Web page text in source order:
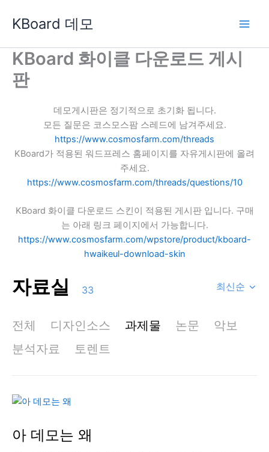
로
KBoard 데모
KBoard 화이클 다운로드 게시
판
데모게시판은 정기적으로 초기화 됩니다.
모든 질문은 코스모스팜 스레드에 남겨주세요.
https://www.cosmosfarm.com/threads
KBoard가 적용된 워드프레스 홈페이지를 자유게시판에 올려
주세요.
https://www.cosmosfarm.com/threads/questions/10
KBoard 화이클 다운로드 스킨이 적용된 게시판 입니다. 구매
는 아래 링크 페이지에서 가능합니다.
https://www.cosmosfarm.com/wpstore/product/kboard-
hwaikeul-download-skin
자료실 33 최신순
전체 디자인소스 과제물 논문
악보
분석자료
토렌트
아 데모는 왜